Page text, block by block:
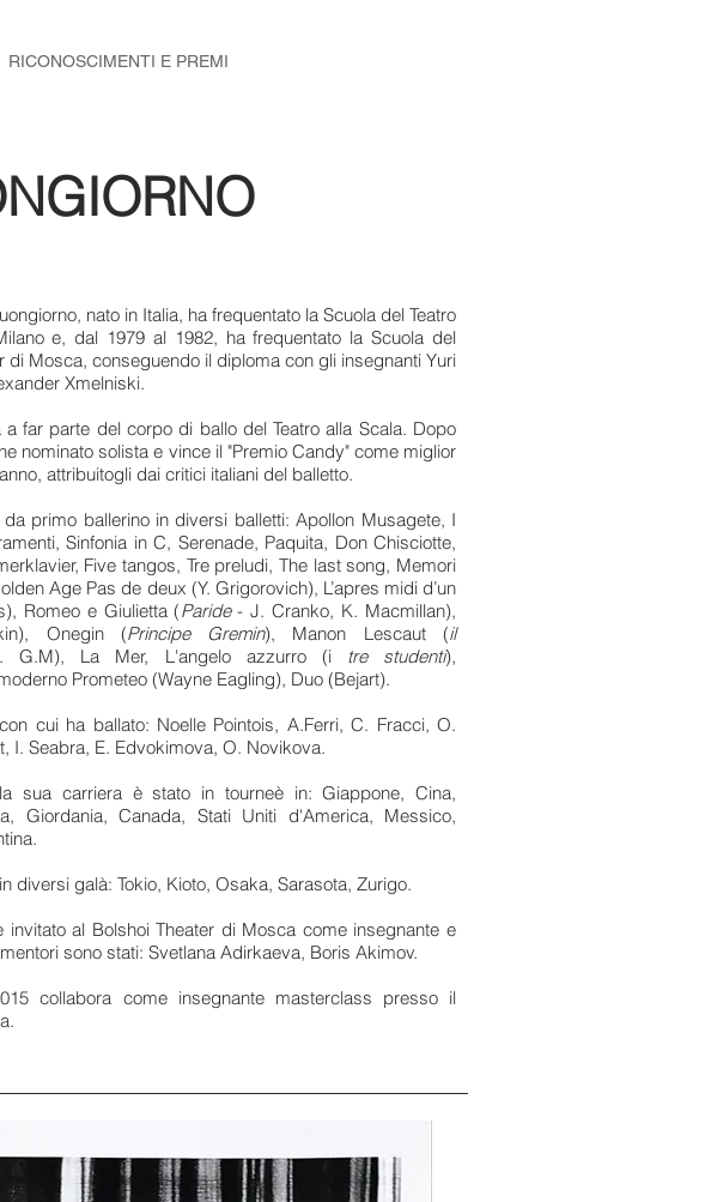
RICONOSCIMENTI E PREMI
nato in Italia, ha frequentato la Scuola del Teatro
e, dal 1979 al 1982, ha frequentato la Scuola del
di Mosca, conseguendo il diploma con gli insegnanti Yuri
Xmelniski.
a far parte del corpo di ballo del Teatro alla Scala. Dopo
nominato solista e vince il "Premio Candy" come miglior
attribuitogli dai critici italiani del balletto.
da primo ballerino in diversi balletti: Apollon Musagete, I
Sinfonia in C, Serenade, Paquita, Don Chisciotte,
Five tangos, Tre preludi, The last song, Memori
Age Pas de deux (Y. Grigorovich), L’apres midi d’un
Romeo e Giulietta (Paride- J. Cranko, K. Macmillan),
Onegin (Principe Gremin), Manon Lescaut (il
G.M), La Mer, L'angelo azzurro (itre studenti),
Prometeo (Wayne Eagling), Duo (Bejart).
cui ha ballato: Noelle Pointois, A.Ferri, C. Fracci, O.
I. Seabra, E. Edvokimova, O. Novikova.
sua carriera è stato in tourneè in: Giappone, Cina,
Giordania, Canada, Stati Uniti d'America, Messico,
diversi galà: Tokio, Kioto, Osaka, Sarasota, Zurigo.
invitato al Bolshoi Theater di Mosca come insegnante e
sono stati: Svetlana Adirkaeva, Boris Akimov.
collabora come insegnante masterclass presso il